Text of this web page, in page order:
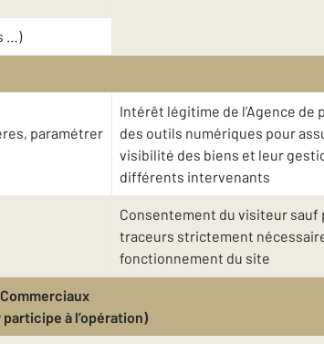
…)
paramétrer
Intérêt légitime de l’Agence de
des outils numériques pour
visibilité des biens et leur
différents intervenants
Consentement du visiteur sauf
traceurs strictement
fonctionnement du site
à l’opération)